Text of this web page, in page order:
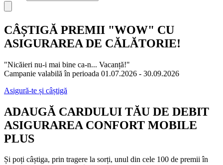
CÂȘTIGĂ PREMII "WOW" CU
ASIGURAREA DE CĂLĂTORIE!
"Nicăieri nu-i mai bine ca-n... Vacanță!"
Campanie valabilă în perioada 01.07.2026 - 30.09.2026
Asigură-te și câștigă
ADAUGĂ CARDULUI TĂU DE DEBIT
ASIGURAREA CONFORT MOBILE
PLUS
Și poți câștiga, prin tragere la sorți, unul din cele 100 de premii în